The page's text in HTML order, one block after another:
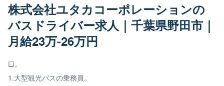
株式会社ユタカコーポレーションの
バスドライバー求人｜千葉県野田市｜
月給23万-26万円
□。
1.大型観光バスの乗務員。